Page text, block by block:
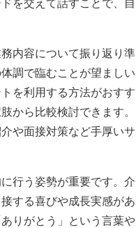
内容について振り返り準
調で臨むことが望ましい
を利用する方法がおすす
から比較検討できます。
や面接対策など手厚いサ
行う姿勢が重要です。介
する喜びや成長実感があ
りがとう」という言葉や